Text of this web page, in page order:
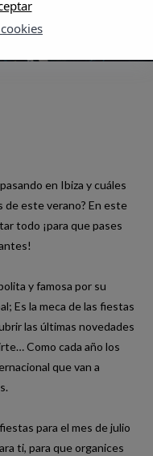
en Ibiza y cuáles
de este verano? En este
todo ¡para que pases
y famosa por su
Es la meca de las fiestas
las últimas novedades
Como cada año los
que van a
para el mes de julio
ti, para que organices